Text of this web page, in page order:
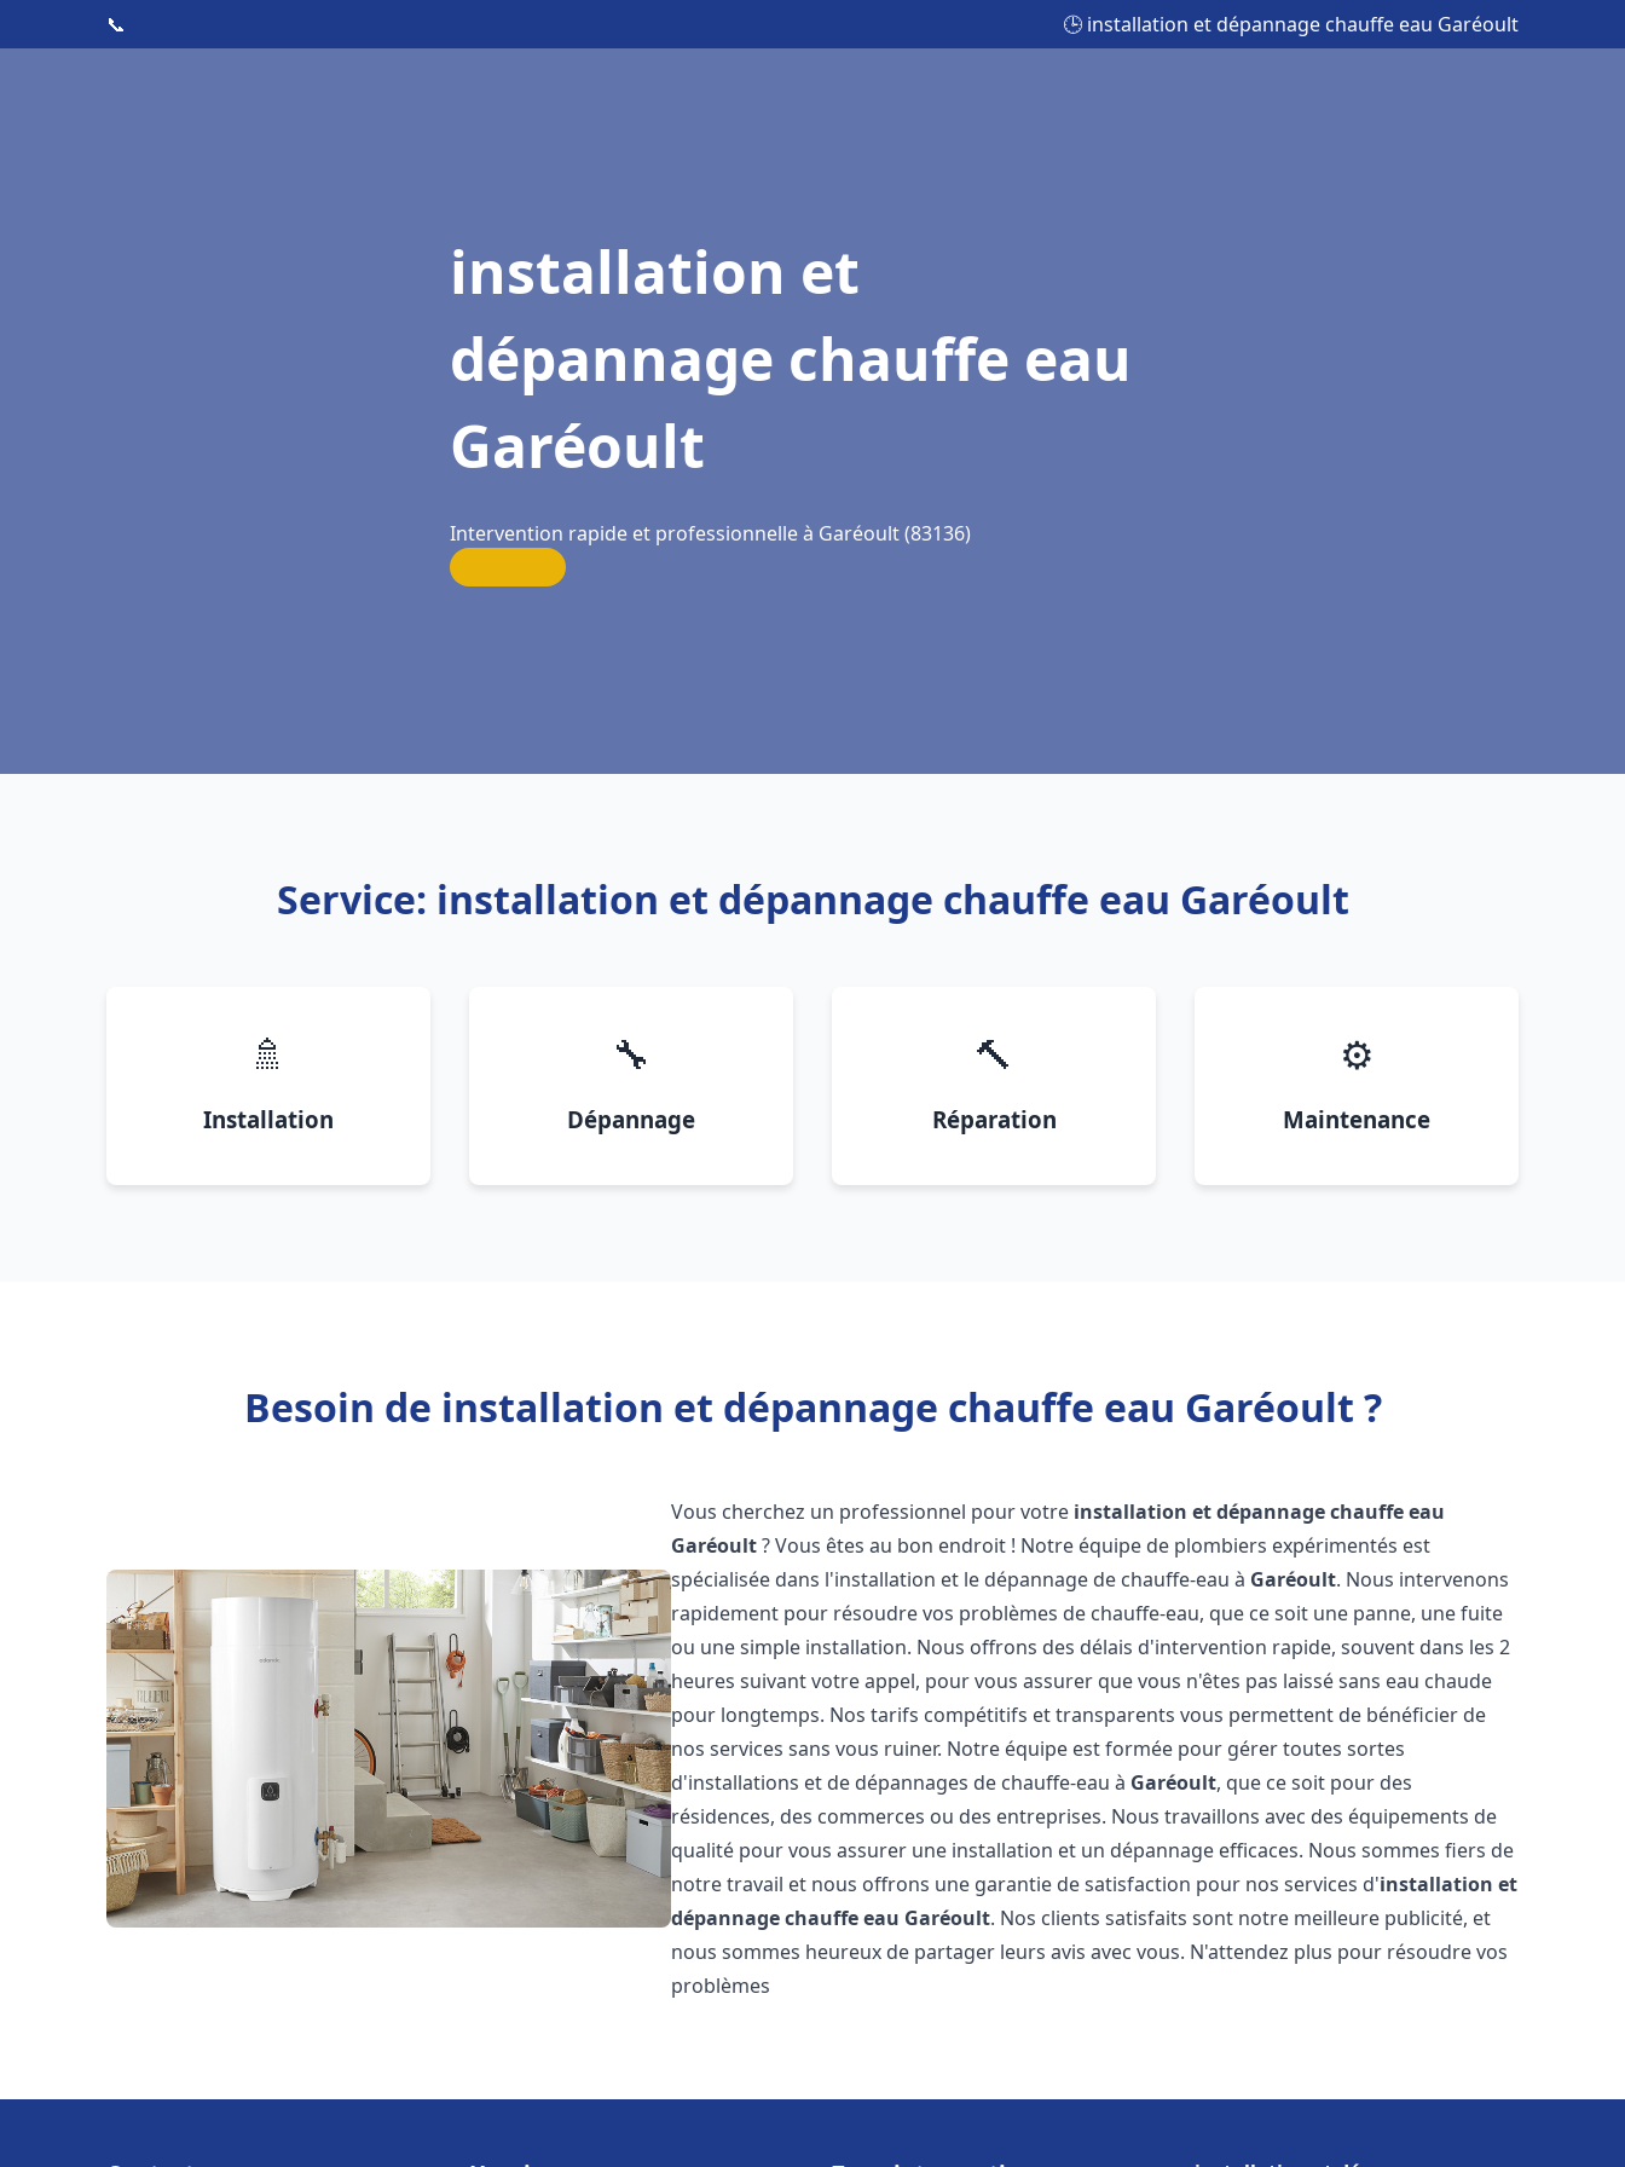
📞 🕒 installation et dépannage chauffe eau Garéoult
installation et
dépannage chauffe eau
Garéoult
Intervention rapide et professionnelle à Garéoult (83136)
Service: installation et dépannage chauffe eau Garéoult
🚿
Installation
🔧
Dépannage
🔨
Réparation
⚙️
Maintenance
Besoin de installation et dépannage chauffe eau Garéoult ?
Vous cherchez un professionnel pour votre installation et dépannage chauffe eau
Garéoult? Vous êtes au bon endroit ! Notre équipe de plombiers expérimentés est
spécialisée dans l'installation et le dépannage de chauffe-eau à Garéoult. Nous intervenons
rapidement pour résoudre vos problèmes de chauffe-eau, que ce soit une panne, une fuite
ou une simple installation. Nous offrons des délais d'intervention rapide, souvent dans les 2
heures suivant votre appel, pour vous assurer que vous n'êtes pas laissé sans eau chaude
pour longtemps. Nos tarifs compétitifs et transparents vous permettent de bénéficier de
nos services sans vous ruiner. Notre équipe est formée pour gérer toutes sortes
d'installations et de dépannages de chauffe-eau à Garéoult, que ce soit pour des
résidences, des commerces ou des entreprises. Nous travaillons avec des équipements de
qualité pour vous assurer une installation et un dépannage efficaces. Nous sommes fiers de
notre travail et nous offrons une garantie de satisfaction pour nos services d'installation et
dépannage chauffe eau Garéoult. Nos clients satisfaits sont notre meilleure publicité, et
nous sommes heureux de partager leurs avis avec vous. N'attendez plus pour résoudre vos
problèmes